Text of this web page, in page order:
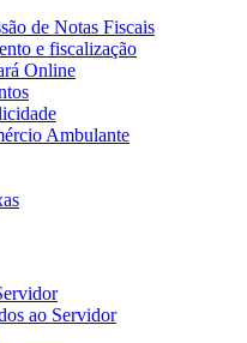
de Notas Fiscais
e fiscalização
Online
Ambulante
ao Servidor